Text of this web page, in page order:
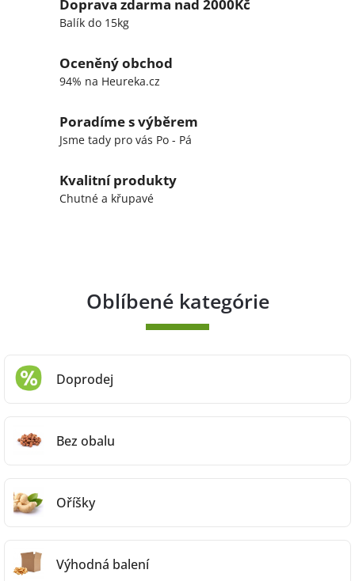
Doprava zdarma nad 2000Kč
Balík do 15kg
Oceněný obchod
94% na Heureka.cz
Poradíme s výběrem
Jsme tady pro vás Po - Pá
Kvalitní produkty
Chutné a křupavé
Oblíbené kategórie
Doprodej
Bez obalu
Oříšky
Výhodná balení